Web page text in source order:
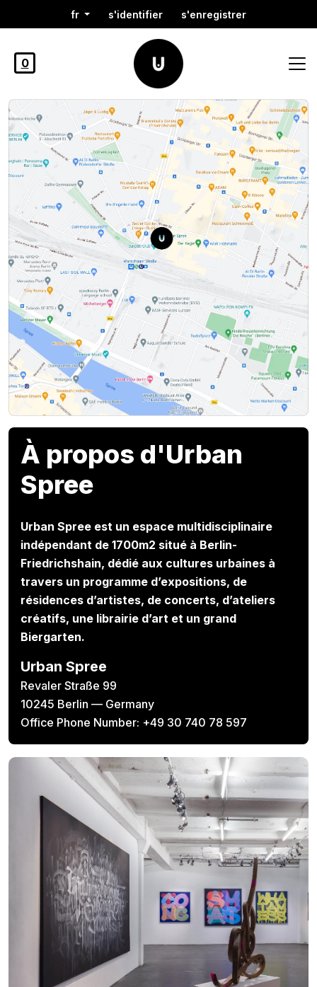
fr s'identifier s'enregistrer
0
À propos d'Urban
Spree
Urban Spree est un espace multidisciplinaire
indépendant de 1700m2 situé à Berlin-
Friedrichshain, dédié aux cultures urbaines à
travers un programme d’expositions, de
résidences d’artistes, de concerts, d’ateliers
créatifs, une librairie d’art et un grand
Biergarten.
Urban Spree
Revaler Straße 99
10245 Berlin — Germany
Office Phone Number: +49 30 740 78 597